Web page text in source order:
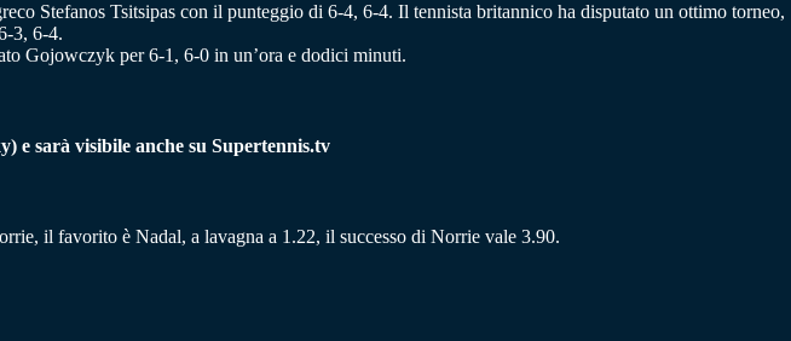
Stefanos Tsitsipas con il punteggio di 6-4, 6-4. Il tennista britannico ha disputato un ottimo torneo,
3, 6-4.
Gojowczyk per 6-1, 6-0 in un’ora e dodici minuti.
e sarà visibile anche su Supertennis.tv
il favorito è Nadal, a lavagna a 1.22, il successo di Norrie vale 3.90.